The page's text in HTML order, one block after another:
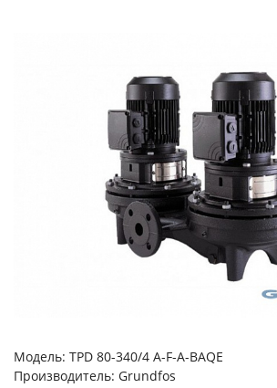
Модель: TPD 80-340/4 A-F-A-BAQE
Производитель: Grundfos